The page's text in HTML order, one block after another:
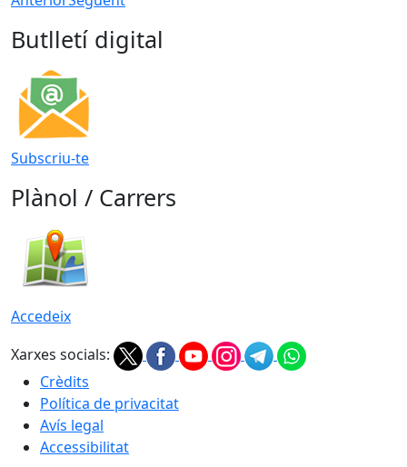
Butlletí digital
Subscriu-te
Plànol / Carrers
Accedeix
Xarxes socials:
Crèdits
Política de privacitat
Avís legal
Accessibilitat